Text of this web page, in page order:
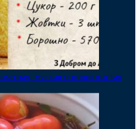
мягкая и волокнистая